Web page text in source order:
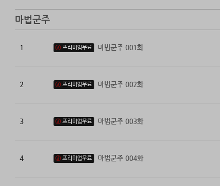
마법군주
1 프리미엄무료 마법군주 001화
2 프리미엄무료 마법군주 002화
3 프리미엄무료 마법군주 003화
4 프리미엄무료 마법군주 004화